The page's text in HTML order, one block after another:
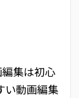
集は初心
い動画編集